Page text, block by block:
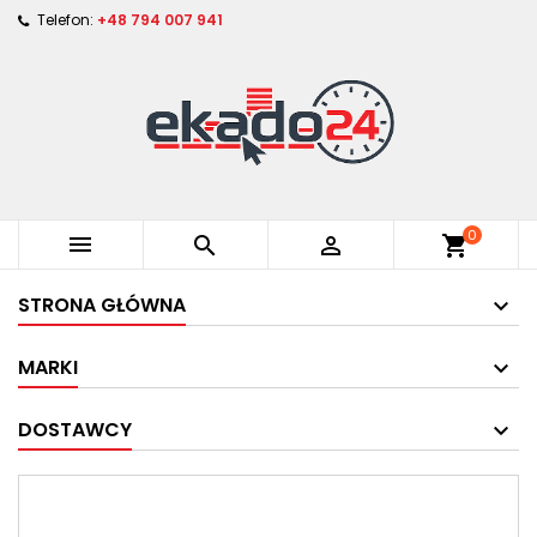
Telefon: +48 794 007 941
   shopping_cart0
STRONA GŁÓWNA
MARKI
DOSTAWCY